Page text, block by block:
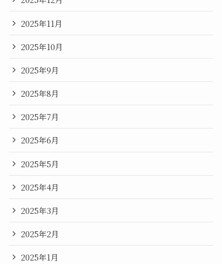
2025年11月
2025年10月
2025年9月
2025年8月
2025年7月
2025年6月
2025年5月
2025年4月
2025年3月
2025年2月
2025年1月